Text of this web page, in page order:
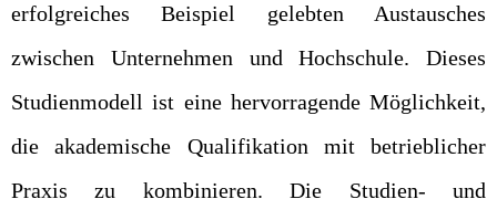
erfolgreiches Beispiel gelebten Austausches
zwischen Unternehmen und Hochschule. Dieses
Studienmodell ist eine hervorragende Möglichkeit,
die akademische Qualifikation mit betrieblicher
Praxis zu kombinieren. Die Studien- und